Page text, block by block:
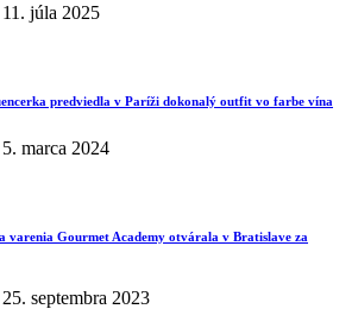
11. júla 2025
predviedla v Paríži dokonalý outfit vo farbe vína
5. marca 2024
varenia Gourmet Academy otvárala v Bratislave za
25. septembra 2023